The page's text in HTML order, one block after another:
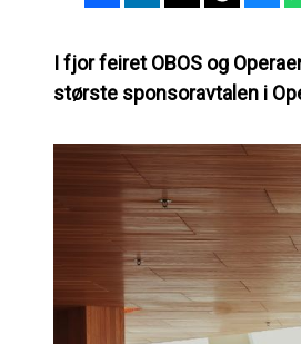
I fjor feiret OBOS og
største sponsoravtalen i